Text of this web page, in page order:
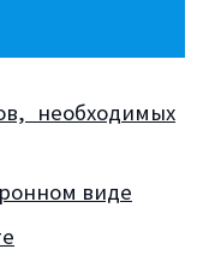
необходимых
виде